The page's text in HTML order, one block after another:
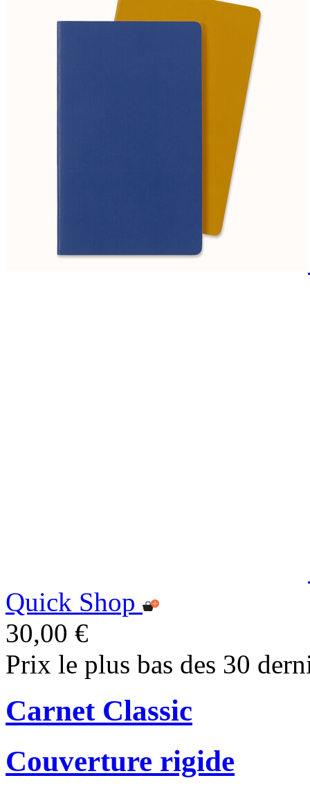
Quick Shop
30,00 €
Prix le plus bas des 30
Carnet Classic
Couverture rigide